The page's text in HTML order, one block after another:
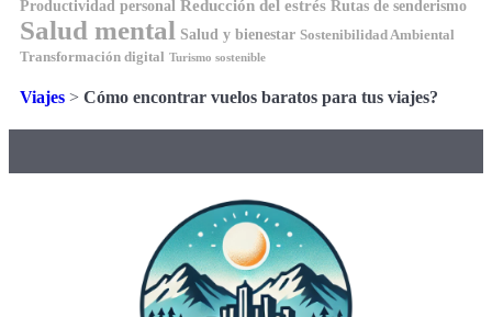
Productividad personal Reducción del estrés Rutas de senderismo
Salud mental Salud y bienestar Sostenibilidad Ambiental
Transformación digital Turismo sostenible
Viajes > Cómo encontrar vuelos baratos para tus viajes?